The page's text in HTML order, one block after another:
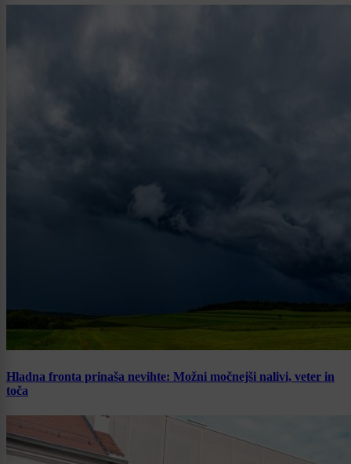
Hladna fronta prinaša nevihte: Možni močnejši nalivi, veter in
toča